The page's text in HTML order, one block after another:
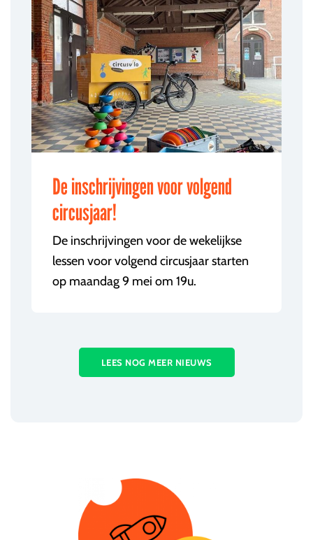
De inschrijvingen voor volgend
circusjaar!
De inschrijvingen voor de wekelijkse
lessen voor volgend circusjaar starten
op maandag 9 mei om 19u.
LEES NOG MEER NIEUWS